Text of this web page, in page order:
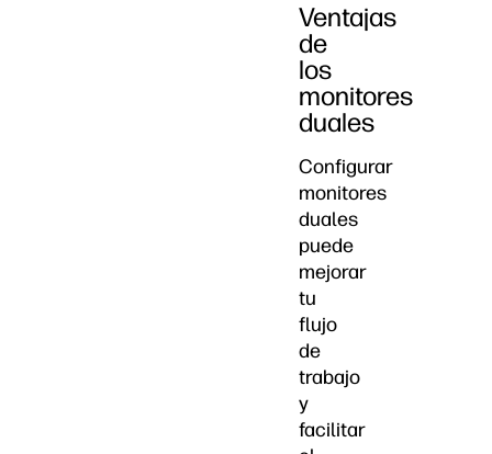
Ventajas
de
los
monitores
duales
Configurar
monitores
duales
puede
mejorar
tu
flujo
de
trabajo
y
facilitar